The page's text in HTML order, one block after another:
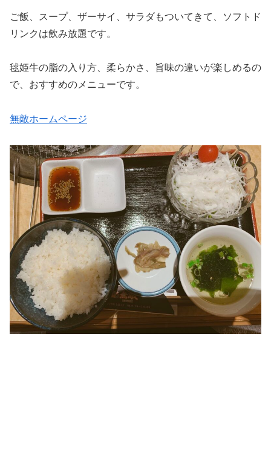
ご飯、スープ、ザーサイ、サラダもついてきて、ソフトド
リンクは飲み放題です。
毬姫牛の脂の入り方、柔らかさ、旨味の違いが楽しめるの
で、おすすめのメニューです。
無敵ホームページ